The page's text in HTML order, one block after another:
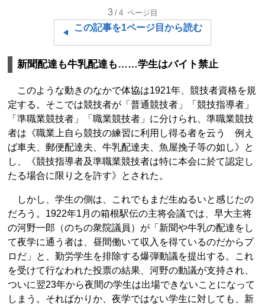
3 /4 ページ目
この記事を1ページ目から読む
新聞配達も牛乳配達も……学生はバイト禁止
このような動きのなかで体協は1921年、競技者資格を規
定する。そこでは競技者が「普通競技者」「競技指導者」
「準職業競技者」「職業競技者」に分けられ、準職業競技
者は《職業上自ら競技の練習に利用し得る者を云う 例え
ば車夫、郵便配達夫、牛乳配達夫、魚屋挽子等の如し》と
し、《競技指導者及準職業競技者は特に本会に於て認定し
たる場合に限り之を許す》とされた。
しかし、学生の側は、これでもまだ生ぬるいと感じたの
だろう。1922年1月の箱根駅伝の主将会議では、早大主将
の河野一郎（のちの衆院議員）が「新聞や牛乳の配達をし
て夜学に通う者は、昼間働いて収入を得ているのだからプ
ロだ」と、勤労学生を排除する爆弾動議を提出する。これ
を受けて行なわれた投票の結果、河野の動議が支持され、
ついに翌23年から夜間の学生は出場できないことになって
しまう。そればかりか、夜学ではない学生に対しても、新